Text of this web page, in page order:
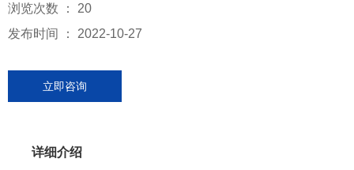
浏览次数 ： 20
发布时间 ： 2022-10-27
立即咨询
详细介绍